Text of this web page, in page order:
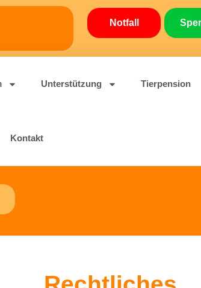
Notfall
Unterstützung Tierpension
Kontakt